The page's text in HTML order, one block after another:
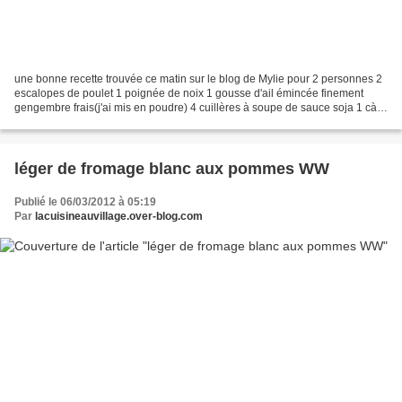
une bonne recette trouvée ce matin sur le blog de Mylie pour 2 personnes 2
escalopes de poulet 1 poignée de noix 1 gousse d'ail émincée finement
gengembre frais(j'ai mis en poudre) 4 cuillères à soupe de sauce soja 1 càs
léger de fromage blanc aux pommes WW
Publié le 06/03/2012 à 05:19
Par lacuisineauvillage.over-blog.com